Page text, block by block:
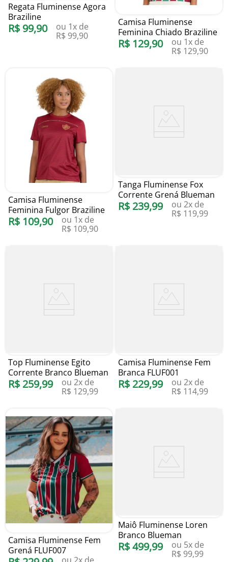
Regata Fluminense Agora
Braziline
R$ 99,90 ou 1x de
R$ 99,90
Camisa Fluminense
Feminina Chiado Braziline
R$ 129,90 ou 1x de
R$ 129,90
Camisa Fluminense
Feminina Fulgor Braziline
R$ 109,90 ou 1x de
R$ 109,90
Tanga Fluminense Fox
Corrente Grená Blueman
R$ 239,99 ou 2x de
R$ 119,99
Top Fluminense Egito
Corrente Branco Blueman
R$ 259,99 ou 2x de
R$ 129,99
Camisa Fluminense Fem
Branca FLUF001
R$ 229,99 ou 2x de
R$ 114,99
Camisa Fluminense Fem
Grená FLUF007
Maiô Fluminense Loren
Branco Blueman
R$499,99 ou 5x de
R$ 99,99